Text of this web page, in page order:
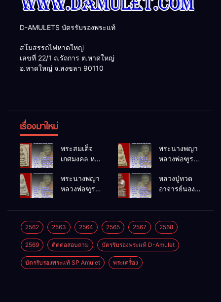
D-AMULETS บัตรรับรองพระแท้
สโมสรรถไฟหาดใหญ่
เลขที่ 22/1 ถ.รัถการ ต.หาดใหญ่
อ.หาดใหญ่ จ.สงขลา 90110
เรื่องมาใหม่
พระสมเด็จ
เกศมงคล หล
โพธิ์นิมิตร
พ.ศ.2512
พระนางพญา
หลวงพ่อฑูรย์
พ.ศ.2512
พระนางพญา
หลวงพ่อฑูรย์
พ.ศ.2512
หลวงปู่ทวด
อาจารย์นอง
พ.ศ.2541
2562 2563 2564 2565 2567 2568
2569 ติดต่อสอบถาม บัตรรับรองพระแท้ D-Amulet
บัตรรับรองพระแท้ SP Amulet พระเครื่อง